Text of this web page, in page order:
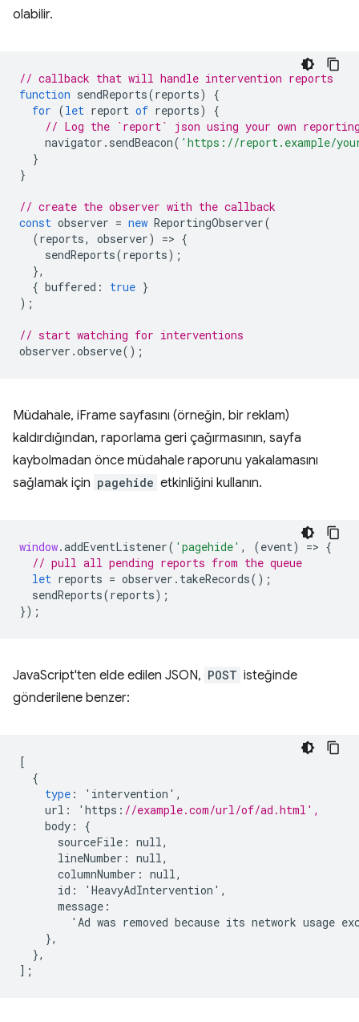
olabilir.
// callback that will handle intervention reports
function sendReports(reports)
{
for (let report of reports)
{
// Log the `report` json using your own
navigator . sendBeacon( 'https://report.example/
}
}
// create the observer with the callback
const observer = new ReportingObserver(
(reports, observer) => {
sendReports(reports);
},
{ buffered : true }
);
// start watching for interventions
observer .observe();
Müdahale, iFrame sayfasını (örneğin, bir reklam)
kaldırdığından, raporlama geri çağırmasının, sayfa
kaybolmadan önce müdahale raporunu yakalamasını
sağlamak için pagehide etkinliğini kullanın.
window.addEventListener( 'pagehide' , (event) => {
// pull all pending reports from the queue
let reports = observer . takeRecords();
sendReports(reports);
});
JavaScript'ten elde edilen JSON, POST isteğinde
gönderilene benzer:
[
{
type : ' intervention ' ,
url : ' https : //example.com/url/of/ad.html',
body :
{
sourceFile : null ,
lineNumber : null ,
columnNumber : null ,
id : ' HeavyAdIntervention ' ,
message :
' Ad was removed because its network usage
},
},
];